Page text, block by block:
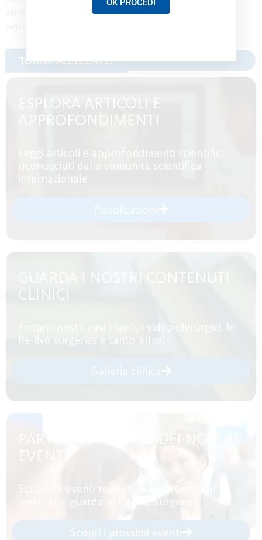
derived xenograft: a 1-year prospective study on clinical and
ESPLORA ARTICOLI E
APPROFONDIMENTI
Leggi articoli e approfondimenti scientifici
riconosciuti dalla comunità scientifica
internazionale
Pubblicazioni
GUARDA I NOSTRI CONTENUTI
CLINICI
Scopri i nostri casi clinici, i video chirurgici, le
Re-live surgeries e tanto altro!
Galleria clinica
PARTECIPA AD UNO DEI NOSTRI
Scopri gli eventi residenziali, partecipa ai
webinar e guarda le Re-live Surgeries
Scopri i prossimi eventi